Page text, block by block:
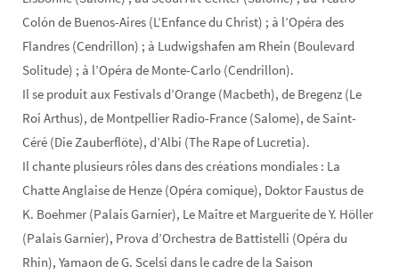
Colón de Buenos-Aires (L’Enfance du Christ) ; à l’Opéra des
Flandres (Cendrillon) ; à Ludwigshafen am Rhein (Boulevard
Solitude) ; à l’Opéra de Monte-Carlo (Cendrillon).
Il se produit aux Festivals d’Orange (Macbeth), de Bregenz (Le
Roi Arthus), de Montpellier Radio-France (Salome), de Saint-
Céré (Die Zauberflöte), d’Albi (The Rape of Lucretia).
Il chante plusieurs rôles dans des créations mondiales : La
Chatte Anglaise de Henze (Opéra comique), Doktor Faustus de
K. Boehmer (Palais Garnier), Le Maître et Marguerite de Y. Höller
(Palais Garnier), Prova d’Orchestra de Battistelli (Opéra du
Rhin), Yamaon de G. Scelsi dans le cadre de la Saison